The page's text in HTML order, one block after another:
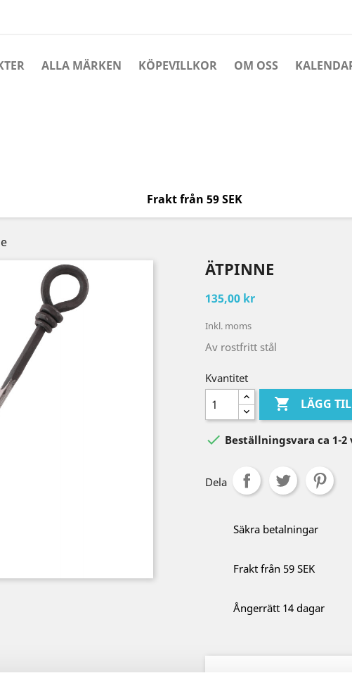
ALLA MÄRKEN KÖPEVILLKOR OM OSS
Frakt från 59 SEK
ÄTPINNE
135,00 kr
Inkl. moms
Av rostfritt stål
Kvantitet
 LÄGG
 Beställningsvara ca 1-2
Dela
Säkra betalningar
Frakt från 59 SEK
Ångerrätt 14 dagar